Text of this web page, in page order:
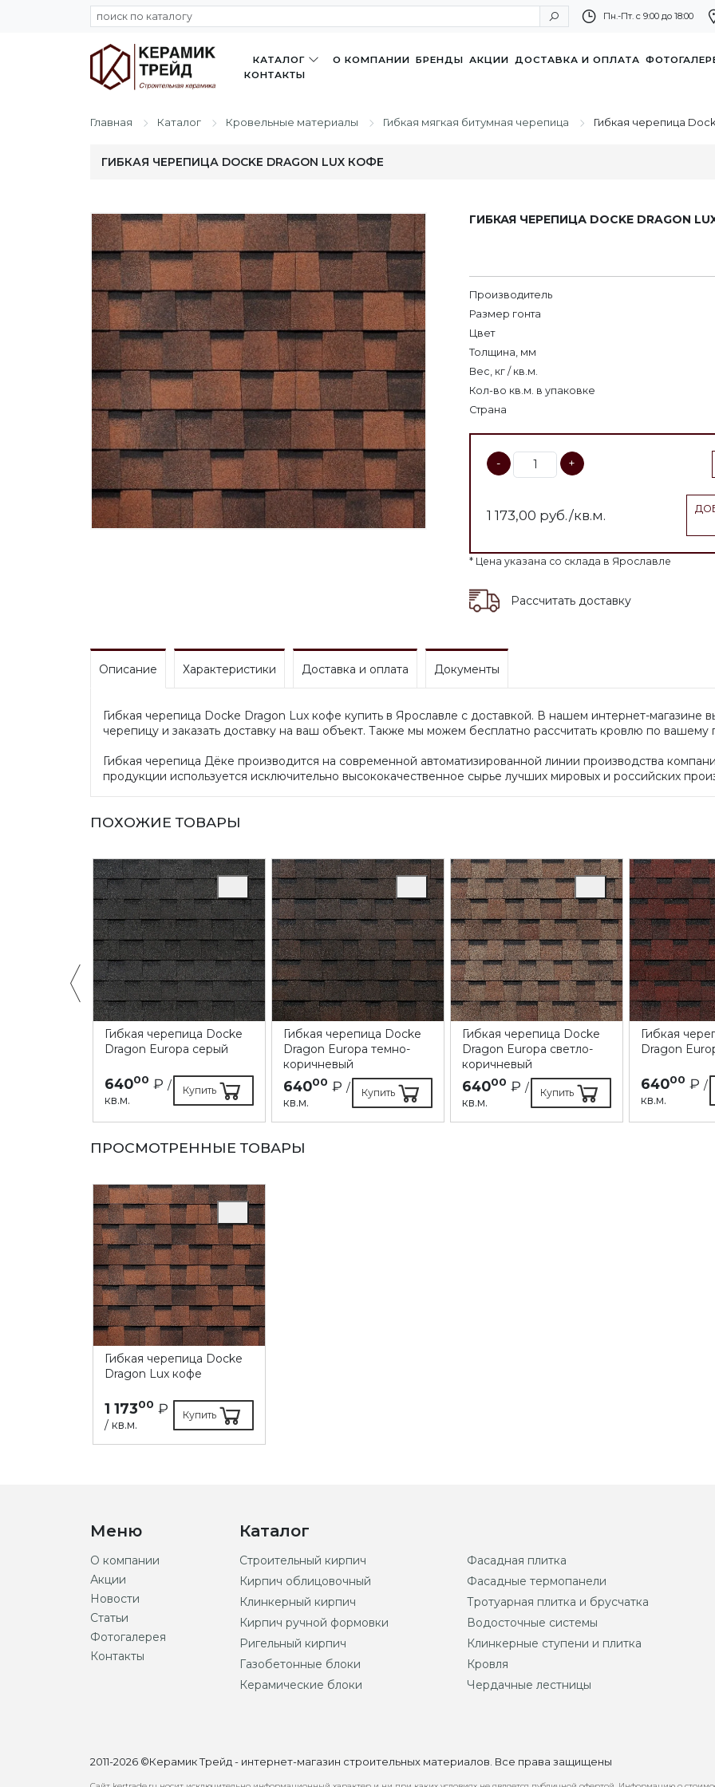
Пн.-Пт. с 9:00 до 18:00
КАТАЛОГ О КОМПАНИИ БРЕНДЫ АКЦИИ ДОСТАВКА И ОПЛАТА
КОНТАКТЫ
Главная Каталог Кровельные материалы Гибкая мягкая битумная черепица Гибкая черепица
ГИБКАЯ ЧЕРЕПИЦА DOCKE DRAGON LUX КОФЕ
ГИБКАЯ ЧЕРЕПИЦА DOCKE DRAGON
Производитель
Размер гонта
Цвет
Толщина, мм
Вес, кг / кв.м.
Кол-во кв.м. в упаковке
Страна
- +
1 173,00 руб./кв.м.
* Цена указана со склада в Ярославле
Рассчитать доставку
Описание Характеристики Доставка и оплата Документы
Гибкая черепица Docke Dragon Lux кофе купить в Ярославле с доставкой. В нашем интернет-магазине
черепицу и заказать доставку на ваш объект. Также мы можем бесплатно рассчитать кровлю по вашему
Гибкая черепица Дёке производится на современной автоматизированной линии производства
продукции используется исключительно высококачественное сырье лучших мировых и российских
ПОХОЖИЕ ТОВАРЫ
Гибкая черепица Docke
Dragon Europa серый
64000 ₽ /
кв.м.
Купить
Гибкая черепица Docke
Dragon Europa темно-
коричневый
64000 ₽ /
кв.м.
Купить
Гибкая черепица Docke
Dragon Europa светло-
коричневый
64000 ₽ /
кв.м.
Купить
Гибкая
Dragon
64000 ₽ /
кв.м.
ПРОСМОТРЕННЫЕ ТОВАРЫ
Гибкая черепица Docke
Dragon Lux кофе
1 17300 ₽
/ кв.м.
Купить
Меню
О компании
Акции
Новости
Статьи
Фотогалерея
Контакты
Каталог
Строительный кирпич
Кирпич облицовочный
Клинкерный кирпич
Кирпич ручной формовки
Ригельный кирпич
Газобетонные блоки
Керамические блоки
Фасадная плитка
Фасадные термопанели
Тротуарная плитка и брусчатка
Водосточные системы
Клинкерные ступени и плитка
Кровля
Чердачные лестницы
2011-2026 ©Керамик Трейд - интернет-магазин строительных материалов. Все права защищены